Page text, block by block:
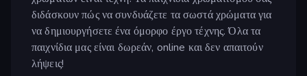
διδάσκουν πώς να συνδυάζετε τα σωστά χρώματα για
να δημιουργήσετε ένα όμορφο έργο τέχνης. Όλα τα
παιχνίδια μας είναι δωρεάν, online και δεν απαιτούν
λήψεις!